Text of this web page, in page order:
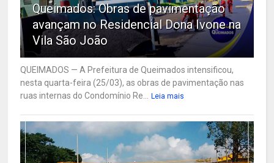
Queimados: Obras de pavimentação
avançam no Residencial Dona Ivone na
Vila São João
QUEIMADOS — A Prefeitura de Queimados intensificou,
nesta quarta-feira (25/03), as obras de pavimentação nas
ruas internas do Condomínio Re...
Leia mais